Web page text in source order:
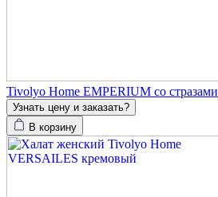
Tivolyo Home EMPERIUM со стразами
Узнать цену и заказать?
В корзину